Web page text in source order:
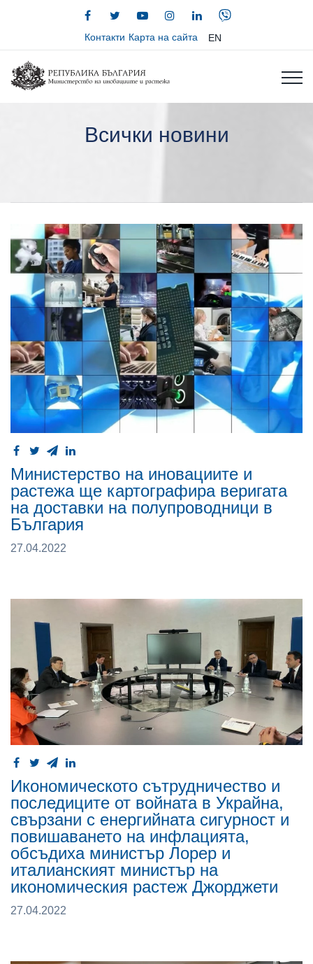
Контакти Карта на сайта EN
Всички новини
Министерство на иновациите и
растежа ще картографира веригата
на доставки на полупроводници в
България
27.04.2022
Икономическото сътрудничество и
последиците от войната в Украйна,
свързани с енергийната сигурност и
повишаването на инфлацията,
обсъдиха министър Лорер и
италианският министър на
икономическия растеж Джорджети
27.04.2022